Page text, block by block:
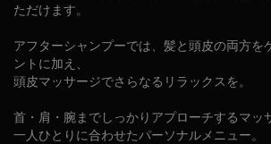
ただけます。
アフターシャンプーでは、髪と頭皮の両方を
ントに加え、
頭皮マッサージでさらなるリラックスを。
首・肩・腕までしっかりアプローチするマッ
一人ひとりに合わせたパーソナルメニュー。